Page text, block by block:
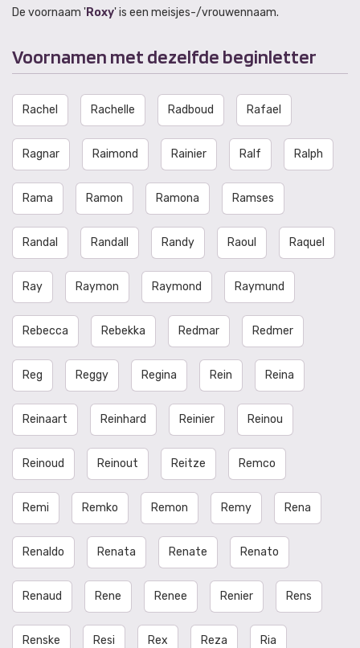
De voornaam 'Roxy' is een meisjes-/vrouwennaam.
Voornamen met dezelfde beginletter
Rachel Rachelle Radboud Rafael
Ragnar Raimond Rainier Ralf Ralph
Rama Ramon Ramona Ramses
Randal Randall Randy Raoul Raquel
Ray Raymon Raymond Raymund
Rebecca Rebekka Redmar Redmer
Reg Reggy Regina Rein Reina
Reinaart Reinhard Reinier Reinou
Reinoud Reinout Reitze Remco
Remi Remko Remon Remy Rena
Renaldo Renata Renate Renato
Renaud Rene Renee Renier Rens
Renske Resi Rex Reza Ria